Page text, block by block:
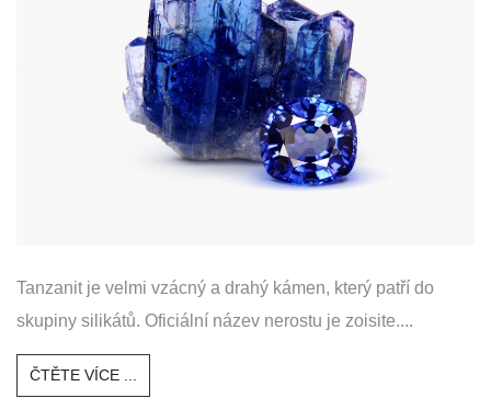
Tanzanit je velmi vzácný a drahý kámen, který patří do
skupiny silikátů. Oficiální název nerostu je zoisite....
ČTĚTE VÍCE ...